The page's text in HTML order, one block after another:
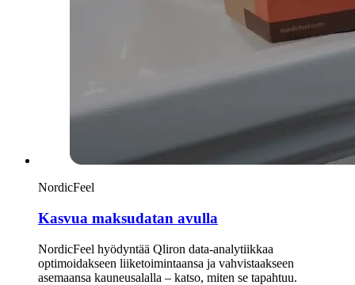
NordicFeel
Kasvua maksudatan avulla
NordicFeel hyödyntää Qliron data-analytiikkaa
optimoidakseen liiketoimintaansa ja vahvistaakseen
asemaansa kauneusalalla – katso, miten se tapahtuu.